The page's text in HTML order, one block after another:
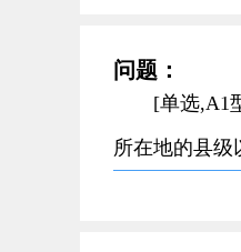
问题：
[单选,A1
所在地的县级